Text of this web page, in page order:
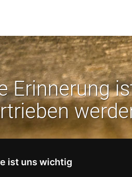
ist uns wichtig
Erinnerung